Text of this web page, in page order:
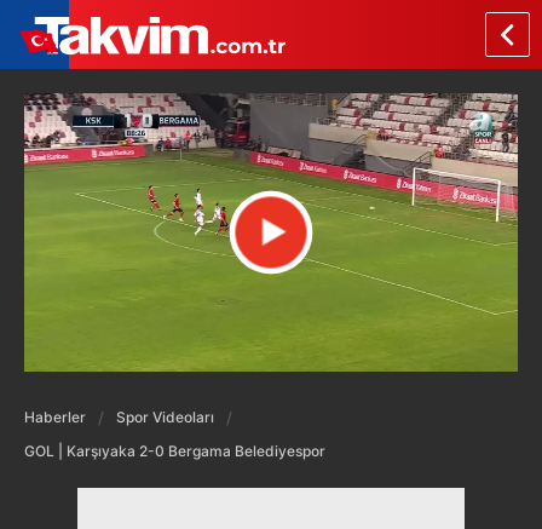
Haberler
Spor Videoları
GOL | Karşıyaka 2-0 Bergama Belediyespor